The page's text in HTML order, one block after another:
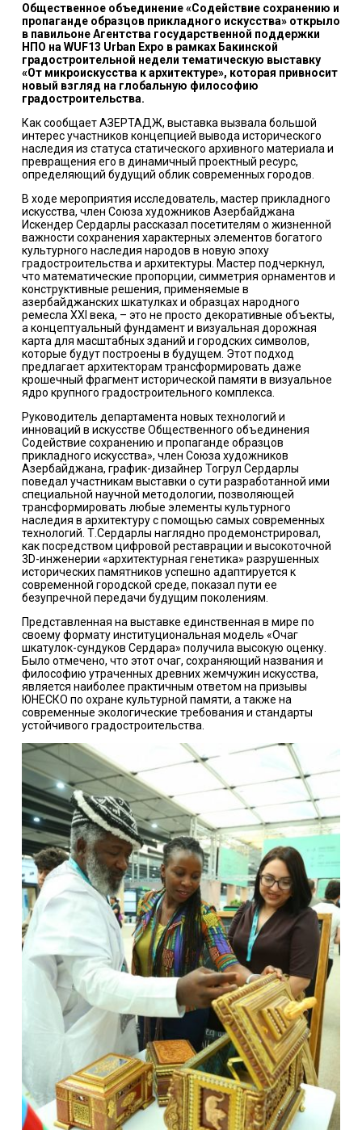
Общественное объединение «Содействие сохранению и
пропаганде образцов прикладного искусства» открыло
в павильоне Агентства государственной поддержки
НПО на WUF13 Urban Expo в рамках Бакинской
градостроительной недели тематическую выставку
«От микроискусства к архитектуре», которая привносит
новый взгляд на глобальную философию
градостроительства.
Как сообщает АЗЕРТАДЖ, выставка вызвала большой
интерес участников концепцией вывода исторического
наследия из статуса статического архивного материала и
превращения его в динамичный проектный ресурс,
определяющий будущий облик современных городов.
В ходе мероприятия исследователь, мастер прикладного
искусства, член Союза художников Азербайджана
Искендер Сердарлы рассказал посетителям о жизненной
важности сохранения характерных элементов богатого
культурного наследия народов в новую эпоху
градостроительства и архитектуры. Мастер подчеркнул,
что математические пропорции, симметрия орнаментов и
конструктивные решения, применяемые в
азербайджанских шкатулках и образцах народного
ремесла XXI века, – это не просто декоративные объекты,
а концептуальный фундамент и визуальная дорожная
карта для масштабных зданий и городских символов,
которые будут построены в будущем. Этот подход
предлагает архитекторам трансформировать даже
крошечный фрагмент исторической памяти в визуальное
ядро крупного градостроительного комплекса.
Руководитель департамента новых технологий и
инноваций в искусстве Общественного объединения
Содействие сохранению и пропаганде образцов
прикладного искусства», член Союза художников
Азербайджана, график-дизайнер Тогрул Сердарлы
поведал участникам выставки о сути разработанной ими
специальной научной методологии, позволяющей
трансформировать любые элементы культурного
наследия в архитектуру с помощью самых современных
технологий. Т.Сердарлы наглядно продемонстрировал,
как посредством цифровой реставрации и высокоточной
3D-инженерии «архитектурная генетика» разрушенных
исторических памятников успешно адаптируется к
современной городской среде, показал пути ее
безупречной передачи будущим поколениям.
Представленная на выставке единственная в мире по
своему формату институциональная модель «Очаг
шкатулок-сундуков Сердара» получила высокую оценку.
Было отмечено, что этот очаг, сохраняющий названия и
философию утраченных древних жемчужин искусства,
является наиболее практичным ответом на призывы
ЮНЕСКО по охране культурной памяти, а также на
современные экологические требования и стандарты
устойчивого градостроительства.